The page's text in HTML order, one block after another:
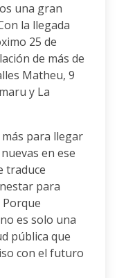
una gran
la llegada
25 de
de más de
Matheu, 9
y La
para llegar
en ese
traduce
para
Porque
es solo una
pública que
con el futuro